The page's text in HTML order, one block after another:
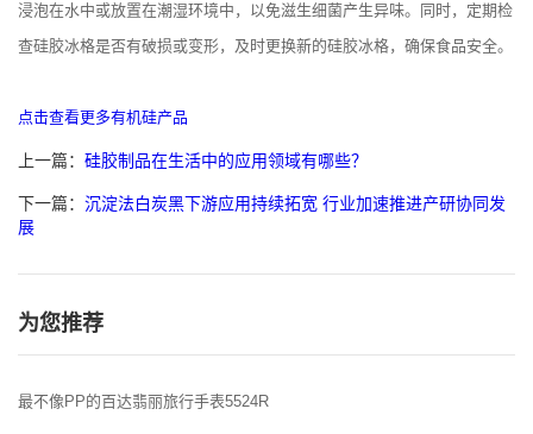
浸泡在水中或放置在潮湿环境中，以免滋生细菌产生异味。同时，定期检
查硅胶冰格是否有破损或变形，及时更换新的硅胶冰格，确保食品安全。
点击查看更多有机硅产品
上一篇： 硅胶制品在生活中的应用领域有哪些？
下一篇： 沉淀法白炭黑下游应用持续拓宽 行业加速推进产研协同发
展
为您推荐
最不像PP的百达翡丽旅行手表5524R